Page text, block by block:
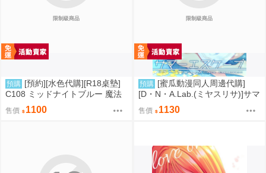
限制級商品
預購 [預約][水色代購][R18桌墊]
C108 ミッドナイトブルー 魔法
少女 伊莉雅&克洛伊 M字腿
售價 1100
限制級商品
預購 [蜜瓜動漫同人周邊代購]
[D・N・A.Lab.(ミヤスリサ)]サマ
ーエスケープ【A5アクリルフィ
ギュア】(A5壓克力立牌特典版)
售價 1130